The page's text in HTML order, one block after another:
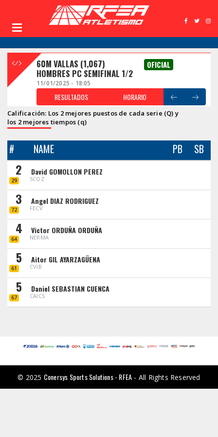
60M VALLAS (1,067)
HOMBRES PC SEMIFINAL 1/2
OFICIAL
11/01/2025 - 18:05
RESULTADOS HORARIO
Calificación: Los 2 mejores puestos de cada serie (Q) y
los 2 mejores tiempos (q)
# NAME PB SB
2
29
David GOMOLLON PEREZ
SCOZ
3
72
Angel DIAZ RODRIGUEZ
FECV
4
64
Victor ORDUÑA ORDUÑA
NERMA
5
61
Aitor GIL AYARZAGÜENA
CVIB
5
67
Daniel SEBASTIAN CUENCA
CAICS
© 2025 Conersys Sports Solutions - RFEA - All Rights Reserved